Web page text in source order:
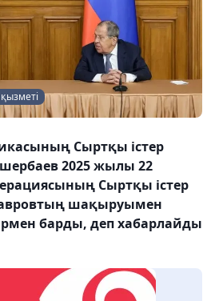
Сыртқы істер
2025 жылы 22
Сыртқы істер
шақыруымен
барды, деп хабарлайды